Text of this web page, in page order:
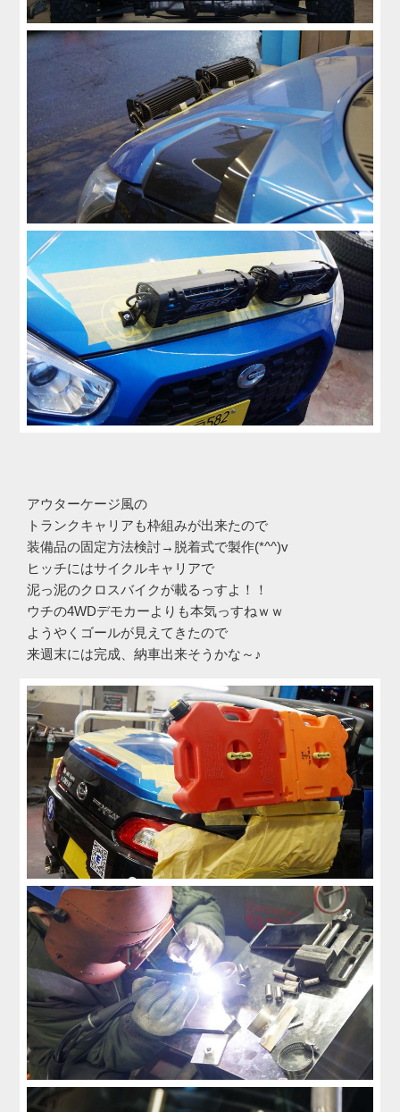
アウターケージ風の
トランクキャリアも枠組みが出来たので
装備品の固定方法検討→脱着式で製作(*^^)v
ヒッチにはサイクルキャリアで
泥っ泥のクロスバイクが載るっすよ！！
ウチの4WDデモカーよりも本気っすねｗｗ
ようやくゴールが見えてきたので
来週末には完成、納車出来そうかな～♪